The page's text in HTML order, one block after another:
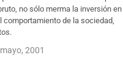
no sólo merma la inversión en
de la sociedad,
2001